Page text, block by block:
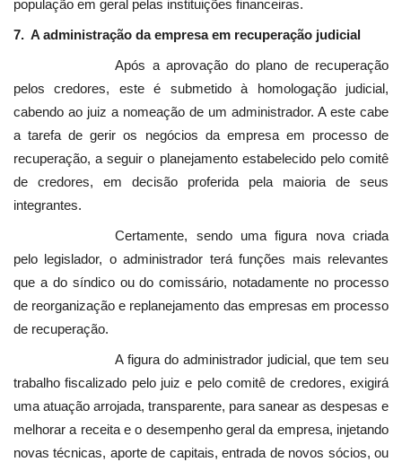
população em geral pelas instituições financeiras.
7. A administração da empresa em recuperação judicial
Após a aprovação do plano de recuperação
pelos credores, este é submetido à homologação judicial,
cabendo ao juiz a nomeação de um administrador. A este cabe
a tarefa de gerir os negócios da empresa em processo de
recuperação, a seguir o planejamento estabelecido pelo comitê
de credores, em decisão proferida pela maioria de seus
integrantes.
Certamente, sendo uma figura nova criada
pelo legislador, o administrador terá funções mais relevantes
que a do síndico ou do comissário, notadamente no processo
de reorganização e replanejamento das empresas em processo
de recuperação.
A figura do administrador judicial, que tem seu
trabalho fiscalizado pelo juiz e pelo comitê de credores, exigirá
uma atuação arrojada, transparente, para sanear as despesas e
melhorar a receita e o desempenho geral da empresa, injetando
novas técnicas, aporte de capitais, entrada de novos sócios, ou